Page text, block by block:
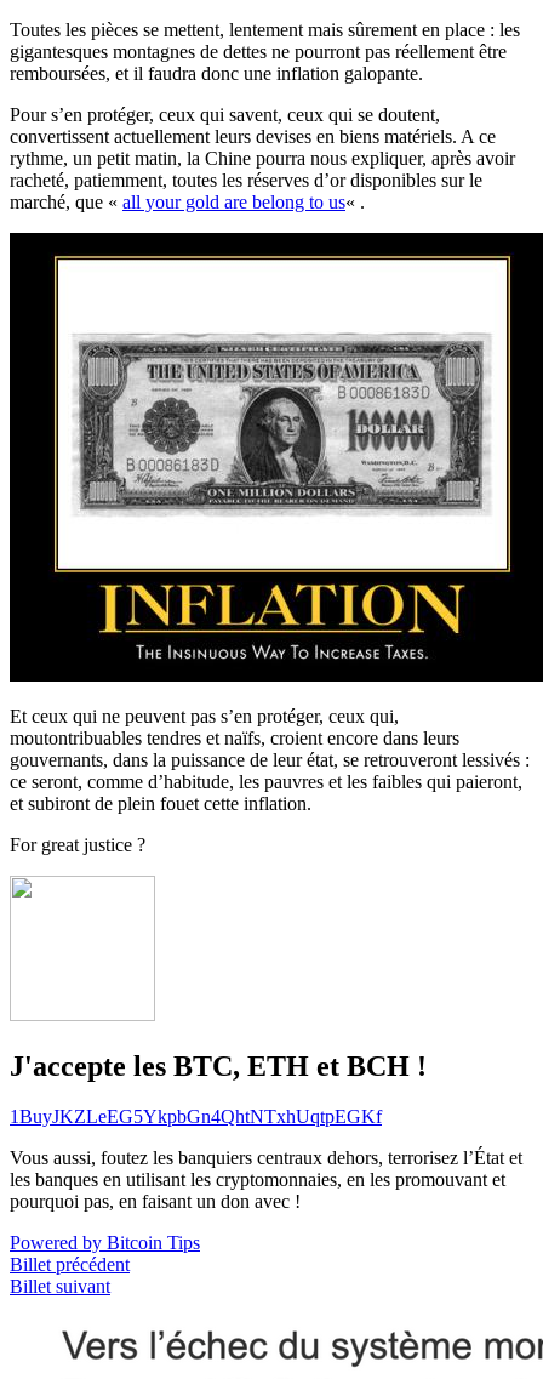
Toutes les pièces se mettent, lentement mais sûrement en place : les
gigantesques montagnes de dettes ne pourront pas réellement être
remboursées, et il faudra donc une inflation galopante.
Pour s’en protéger, ceux qui savent, ceux qui se doutent,
convertissent actuellement leurs devises en biens matériels. A ce
rythme, un petit matin, la Chine pourra nous expliquer, après avoir
racheté, patiemment, toutes les réserves d’or disponibles sur le
marché, que « all your gold are belong to us« .
Et ceux qui ne peuvent pas s’en protéger, ceux qui,
moutontribuables tendres et naïfs, croient encore dans leurs
gouvernants, dans la puissance de leur état, se retrouveront lessivés :
ce seront, comme d’habitude, les pauvres et les faibles qui paieront,
et subiront de plein fouet cette inflation.
For great justice ?
J'accepte les BTC, ETH et BCH !
1BuyJKZLeEG5YkpbGn4QhtNTxhUqtpEGKf
Vous aussi, foutez les banquiers centraux dehors, terrorisez l’État et
les banques en utilisant les cryptomonnaies, en les promouvant et
pourquoi pas, en faisant un don avec !
Powered by Bitcoin Tips
Billet précédent
Billet suivant